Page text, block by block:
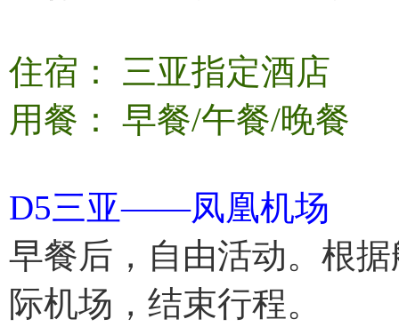
住宿： 三亚指定酒店
用餐： 早餐/午餐/晚餐
D5三亚——凤凰机场
早餐后，自由活动。根
际机场，结束行程。